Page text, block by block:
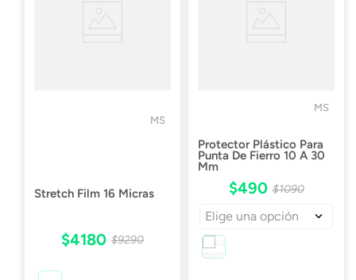
MS
Stretch Film 16 Micras
$4180 $9290
MS
Protector Plástico Para
Punta De Fierro 10 A 30
Mm
$490 $1090
Elige una opción